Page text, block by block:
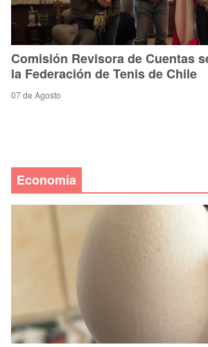
Comisión Revisora de Cuentas
la Federación de Tenis de Chile
07 de Agosto
Economía